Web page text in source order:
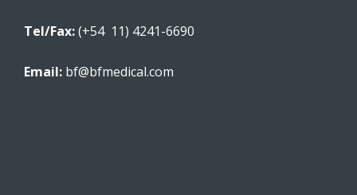
Tel/Fax:(+54 11) 4241-6690
Email: bf@bfmedical.com